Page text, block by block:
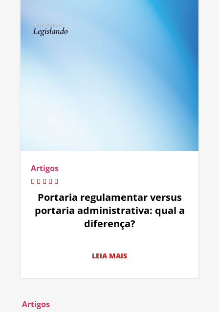
Artigos
Portaria regulamentar versus
portaria administrativa: qual a
diferença?
LEIA MAIS
Artigos